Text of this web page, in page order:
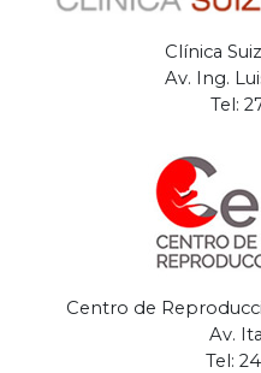
Clínica
Av. Ing.
Tel:
Centro de
Av.
Tel: